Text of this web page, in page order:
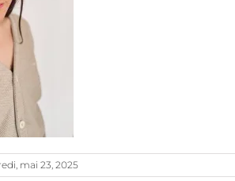
mai 23, 2025